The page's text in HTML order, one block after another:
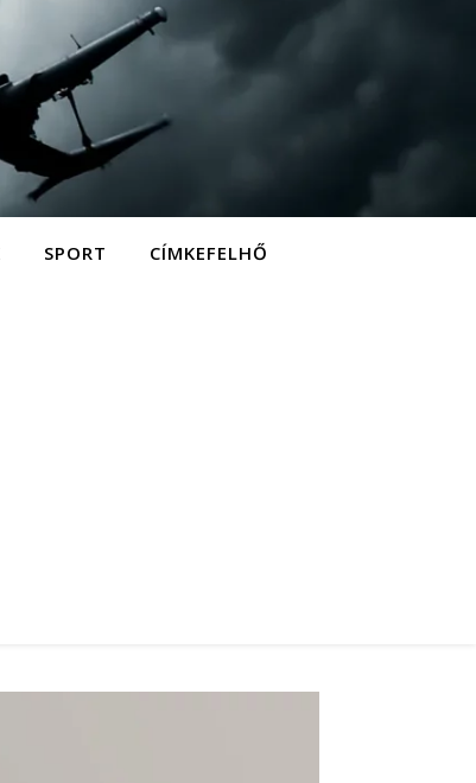
SPORT CÍMKEFELHŐ